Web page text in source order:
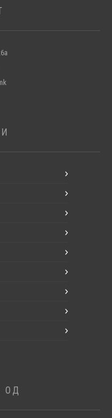
ОД